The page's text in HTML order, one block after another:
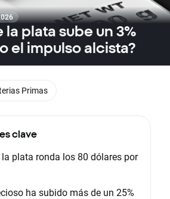
la plata sube un 3%
el impulso alcista?
clave
la plata ronda los 80 dólares por
ha subido más de un 25%
Primas